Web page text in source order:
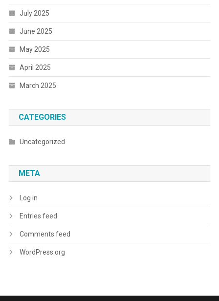
July 2025
June 2025
May 2025
April 2025
March 2025
CATEGORIES
Uncategorized
META
Log in
Entries feed
Comments feed
WordPress.org